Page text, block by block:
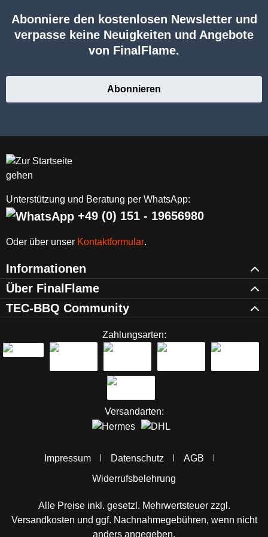
Abonniere den kostenlosen Newsletter und
verpasse keine Neuigkeiten und Angebote
von FinalFlame.
Abonnieren
Unterstützung und Beratung per WhatsApp:
+49 (0) 151 - 19656980
Oder über unser Kontaktformular.
Informationen
Über FinalFlame
TEC-BBQ Community
Zahlungsarten:
Versandarten:
Impressum Datenschutz
AGB
Widerrufsbelehrung
Alle Preise inkl. gesetzl. Mehrwertsteuer zzgl.
Versandkosten und ggf. Nachnahmegebühren, wenn nicht
anders angegeben.